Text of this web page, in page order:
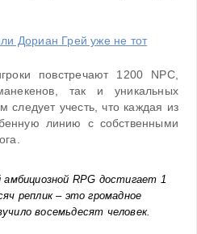
повстречают 1200 NPC,
так и уникальных
следует учесть, что каждая из
линию с собственными
амбициозной RPG достигает 1
реплик – это громадное
восемьдесят человек.